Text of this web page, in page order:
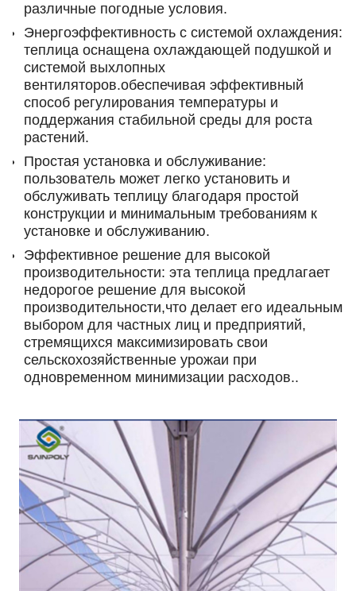
различные погодные условия.
Энергоэффективность с системой охлаждения:
теплица оснащена охлаждающей подушкой и
системой выхлопных
вентиляторов.обеспечивая эффективный
способ регулирования температуры и
поддержания стабильной среды для роста
растений.
Простая установка и обслуживание:
пользователь может легко установить и
обслуживать теплицу благодаря простой
конструкции и минимальным требованиям к
установке и обслуживанию.
Эффективное решение для высокой
производительности: эта теплица предлагает
недорогое решение для высокой
производительности,что делает его идеальным
выбором для частных лиц и предприятий,
стремящихся максимизировать свои
сельскохозяйственные урожаи при
одновременном минимизации расходов..